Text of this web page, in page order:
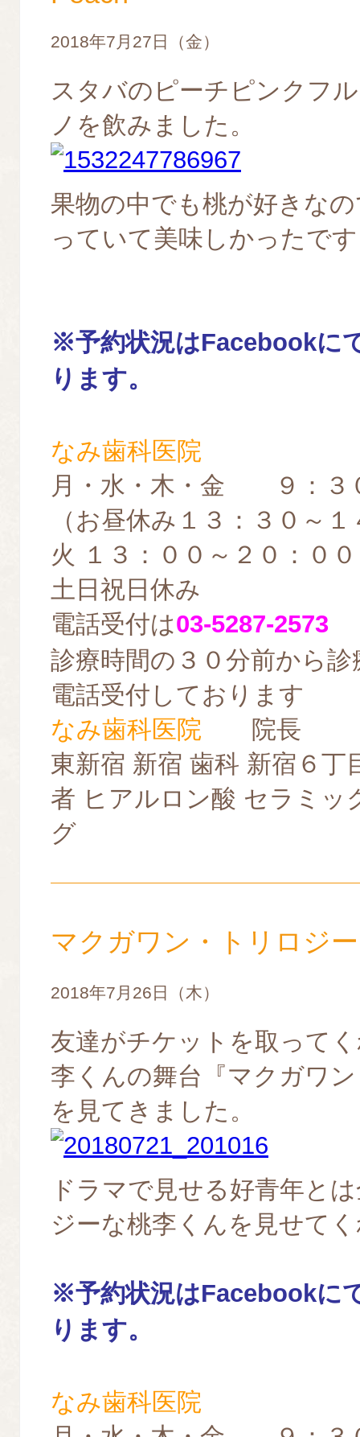
2018年7月27日（金）
スタバのピーチピンクフ
ノを飲みました。
果物の中でも桃が好きな
っていて美味しかったで
※予約状況はFacebookに
ります。
なみ歯科医院
月・水・木・金 ９：３
（お昼休み１３：３０～
火 １３：００～２０：００
土日祝日休み
電話受付は03-5287-2573
診療時間の３０分前から
電話受付しております
なみ歯科医院 院長
東新宿 新宿 歯科 新宿６丁
者 ヒアルロン酸 セラミッ
グ
マクガワン・トリロジー
2018年7月26日（木）
友達がチケットを取って
李くんの舞台『マクガワ
を見てきました。
ドラマで見せる好青年と
ジーな桃李くんを見せて
※予約状況はFacebookに
ります。
なみ歯科医院